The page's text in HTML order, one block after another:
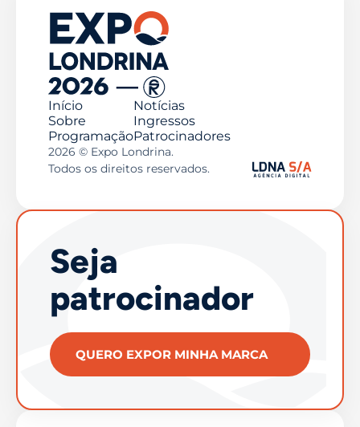
Início
Sobre
Programação
Notícias
Ingressos
Patrocinadores
2026 © Expo Londrina.
Todos os direitos reservados.
Seja
patrocinador
QUERO EXPOR MINHA MARCA